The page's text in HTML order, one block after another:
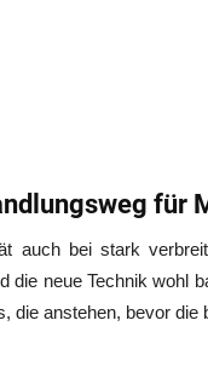
für
auch bei stark
die neue Technik wohl
die anstehen, bevor